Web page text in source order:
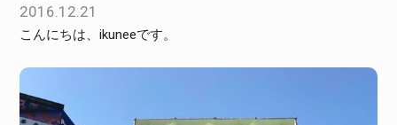
2016.12.21
こんにちは、ikuneeです。